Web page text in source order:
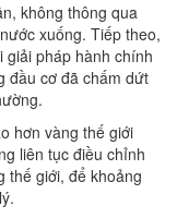
không thông qua
xuống. Tiếp theo,
giải pháp hành chính
đầu cơ đã chấm dứt
hơn vàng thế giới
liên tục điều chỉnh
thế giới, để khoảng